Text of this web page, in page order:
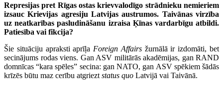
Represijas pret Rīgas ostas krievvalodīgo strādnieku nemieriem
izsauc Krievijas agresiju Latvijas austrumos. Taivānas virzība
uz neatkarības pasludināšanu izraisa Ķīnas vardarbīgu atbildi.
Patiesība vai fikcija?
Šie situāciju apraksti aprīļa Foreign Affairsžurnālā ir izdomāti, bet
secinājums rodas viens. Gan ASV militārās akadēmijas, gan RAND
domnīcas “kara spēles” secina: gan NATO, gan ASV spēkiem šādās
krīzēs būtu maz cerību atgriezt status quo Latvijā vai Taivānā.